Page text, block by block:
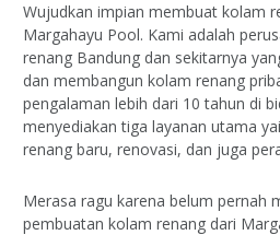
Wujudkan impian membuat kolam
Margahayu Pool. Kami adalah
renang Bandung dan sekitarnya
dan membangun kolam renang
pengalaman lebih dari 10 tahun di
menyediakan tiga layanan utama
renang baru, renovasi, dan juga
Merasa ragu karena belum pernah
pembuatan kolam renang dari